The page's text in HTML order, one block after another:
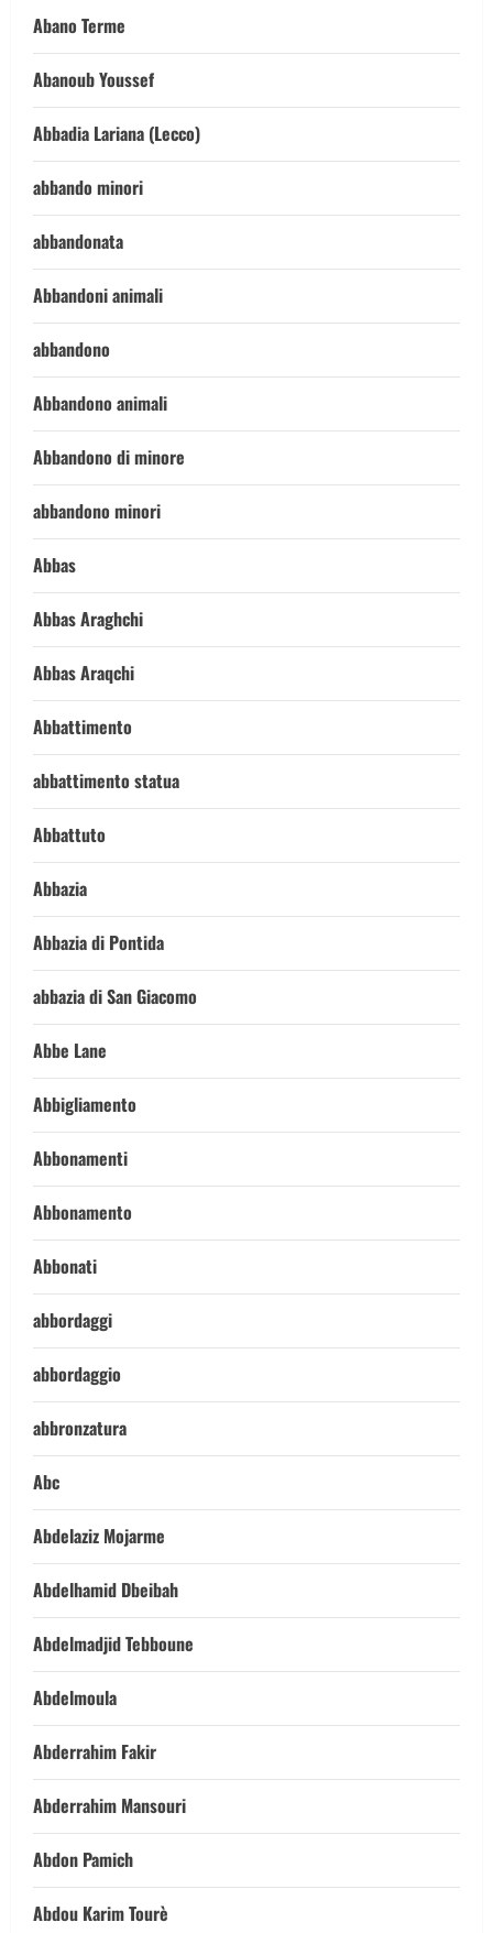
Abano Terme
Abanoub Youssef
Abbadia Lariana (Lecco)
abbando minori
abbandonata
Abbandoni animali
abbandono
Abbandono animali
Abbandono di minore
abbandono minori
Abbas
Abbas Araghchi
Abbas Araqchi
Abbattimento
abbattimento statua
Abbattuto
Abbazia
Abbazia di Pontida
abbazia di San Giacomo
Abbe Lane
Abbigliamento
Abbonamenti
Abbonamento
Abbonati
abbordaggi
abbordaggio
abbronzatura
Abc
Abdelaziz Mojarme
Abdelhamid Dbeibah
Abdelmadjid Tebboune
Abdelmoula
Abderrahim Fakir
Abderrahim Mansouri
Abdon Pamich
Abdou Karim Tourè